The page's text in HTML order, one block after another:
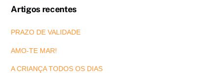
Artigos recentes
PRAZO DE VALIDADE
AMO-TE MAR!
A CRIANÇA TODOS OS DIAS